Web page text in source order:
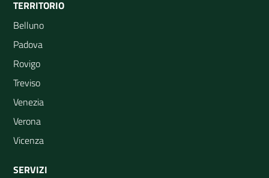
TERRITORIO
Belluno
Padova
Rovigo
Treviso
Venezia
Verona
Vicenza
SERVIZI